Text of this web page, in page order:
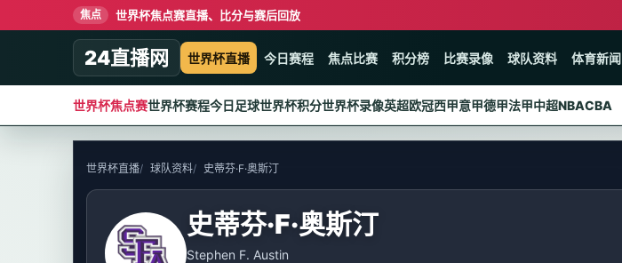
焦点 世界杯焦点赛直播、比分与赛后回放
24直播网 世界杯直播 今日赛程 焦点比赛 积分榜 比赛录像 球队资料 体育新闻
世界杯焦点赛世界杯赛程今日足球世界杯积分世界杯录像英超欧冠西甲意甲德甲法甲中超NBACBA
世界杯直播 球队资料 史蒂芬·F·奥斯汀
史蒂芬·F·奥斯汀
Stephen F. Austin